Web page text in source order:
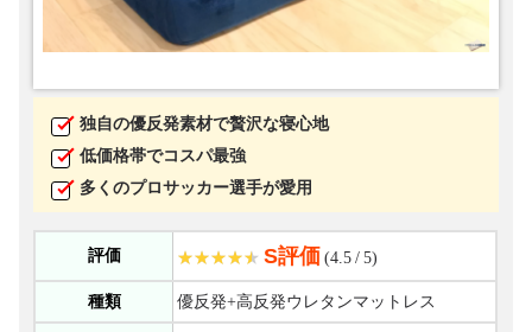
独自の優反発素材で贅沢な寝心地
低価格帯でコスパ最強
多くのプロサッカー選手が愛用
評価 S評価 (4.5 / 5)
種類 優反発+高反発ウレタンマットレス